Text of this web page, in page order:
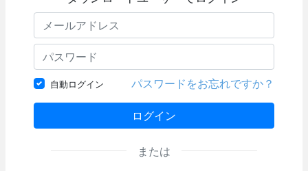
自動ログイン パスワードをお忘れですか？
ログイン
または